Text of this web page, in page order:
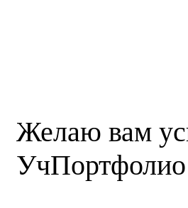
Желаю вам